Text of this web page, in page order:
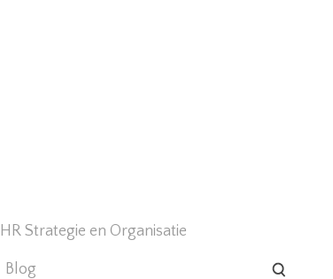
HR Strategie en Organisatie
Blog